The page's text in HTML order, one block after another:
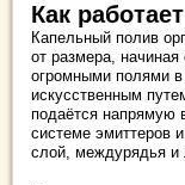
Как
Капельный полив
от размера, начиная
огромными полями в
искусственным
подаётся напрямую
системе эмиттеров
слой, междурядья и